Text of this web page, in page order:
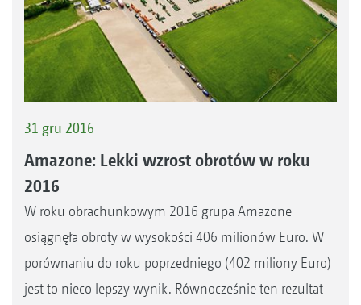
31 gru 2016
Amazone: Lekki wzrost obrotów w roku
2016
W roku obrachunkowym 2016 grupa Amazone
osiągnęła obroty w wysokości 406 milionów Euro. W
porównaniu do roku poprzedniego (402 miliony Euro)
jest to nieco lepszy wynik. Równocześnie ten rezultat